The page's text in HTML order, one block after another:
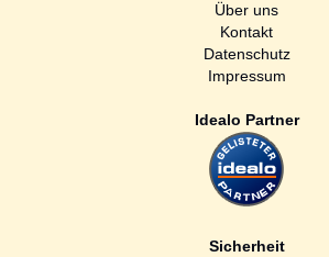
Über uns
Kontakt
Datenschutz
Impressum
Idealo Partner
Sicherheit